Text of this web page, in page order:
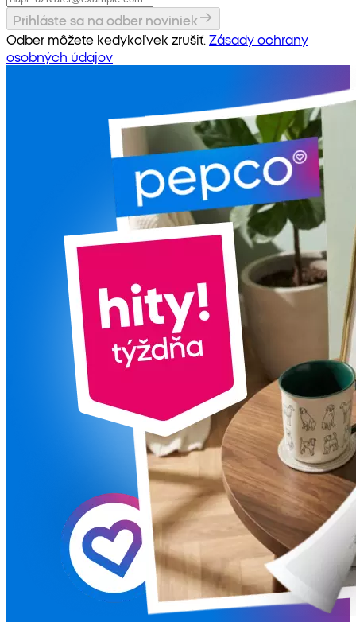
Prihláste sa na odber noviniek
Odber môžete kedykoľvek zrušiť. Zásady ochrany
osobných údajov